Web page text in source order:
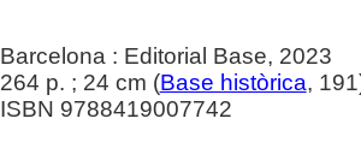
Barcelona : Editorial Base, 2023
264 p. ; 24 cm (Base històrica,
ISBN 9788419007742